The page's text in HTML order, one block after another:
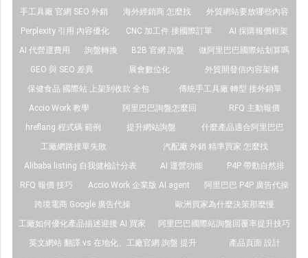
手工具廠 官網 SEO 外銷
海外經銷商 怎麼找
外貿網站要放哪些內容
Perplexity 引用 內容優化
CNC 加工件 接國際訂單
AI 採購報價框架
AI 代營運費用
詢盤轉換 B2B 官網 詢盤
做阿里巴巴國際站划算嗎
GEO 與 SEO 差異
展會數位化
外貿開發信內容架構
保健食品 國際站 上架到收款 全包
傳統手工具廠 轉型 接外銷單
Accio Work 教學
阿里巴巴詢盤怎麼回
RFQ 主動報價
hreflang 程式碼 範例
提升網站詢盤
什麼產品適合阿里巴巴
工廠網路接單失敗
汽配廠 外銷 精準買家 怎麼找
Alibaba listing 自我健檢計分表
AI 運營功能
P4P 帶動自然排
RFQ 報價 技巧
Accio Work 企業版 AI agent
阿里巴巴 P4P 廣告代操
跨境電商 Google 廣告代操
歐洲買家為什麼決策那麼慢
工廠如何優化產品描述迎接 AI 買家
阿里巴巴國際站詢盤回覆率提升技巧
英文網站 翻譯 vs 在地化、工廠官網 詢盤 提升
產品頁面 設計